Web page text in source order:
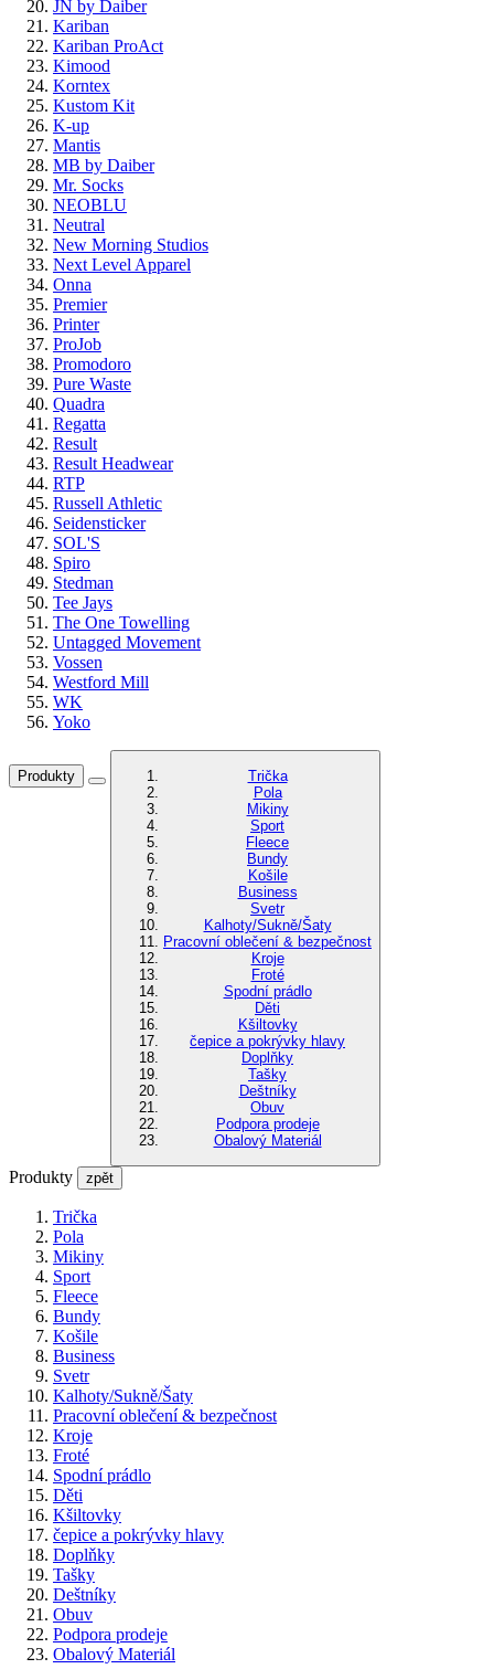
JN by Daiber
Kariban
Kariban ProAct
Kimood
Korntex
Kustom Kit
K-up
Mantis
MB by Daiber
Mr. Socks
NEOBLU
Neutral
New Morning Studios
Next Level Apparel
Onna
Premier
Printer
ProJob
Promodoro
Pure Waste
Quadra
Regatta
Result
Result Headwear
RTP
Russell Athletic
Seidensticker
SOL'S
Spiro
Stedman
Tee Jays
The One Towelling
Untagged Movement
Vossen
Westford Mill
WK
Yoko
Produkty
Trička
Pola
Mikiny
Sport
Fleece
Bundy
Košile
Business
Svetr
Kalhoty/Sukně/Šaty
Pracovní oblečení & bezpečnost
Kroje
Froté
Spodní prádlo
Děti
Kšiltovky
čepice a pokrývky hlavy
Doplňky
Tašky
Deštníky
Obuv
Podpora prodeje
Obalový Materiál
Produkty zpět
Trička
Pola
Mikiny
Sport
Fleece
Bundy
Košile
Business
Svetr
Kalhoty/Sukně/Šaty
Pracovní oblečení & bezpečnost
Kroje
Froté
Spodní prádlo
Děti
Kšiltovky
čepice a pokrývky hlavy
Doplňky
Tašky
Deštníky
Obuv
Podpora prodeje
Obalový Materiál